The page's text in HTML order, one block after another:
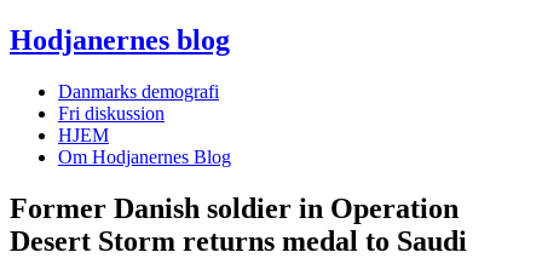
Hodjanernes blog
Danmarks demografi
Fri diskussion
HJEM
Om Hodjanernes Blog
Former Danish soldier in Operation
Desert Storm returns medal to Saudi